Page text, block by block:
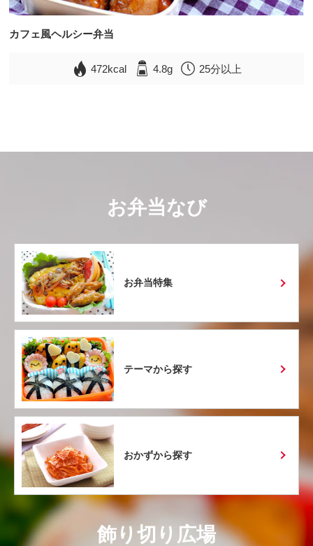
カフェ風ヘルシー弁当
472kcal 4.8g 25分以上
お弁当なび
お弁当特集
テーマから探す
おかずから探す
飾り切り広場